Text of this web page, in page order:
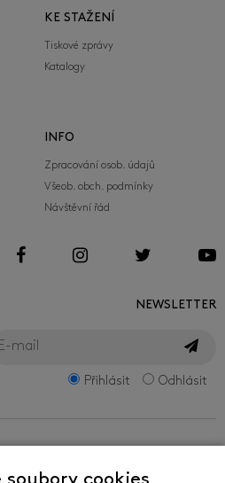
KE STAŽENÍ
Tiskové zprávy
Katalogy
INFO
Zpracování osob. údajů
Všeob. obch. podmínky
Návštěvní řád
NEWSLETTER
Přihlásit Odhlásit